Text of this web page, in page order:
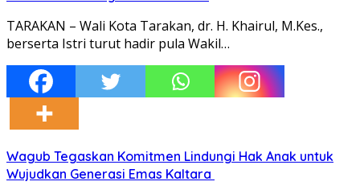
TARAKAN – Wali Kota Tarakan, dr. H. Khairul, M.Kes.,
berserta Istri turut hadir pula Wakil…
Wagub Tegaskan Komitmen Lindungi Hak Anak untuk
Wujudkan Generasi Emas Kaltara